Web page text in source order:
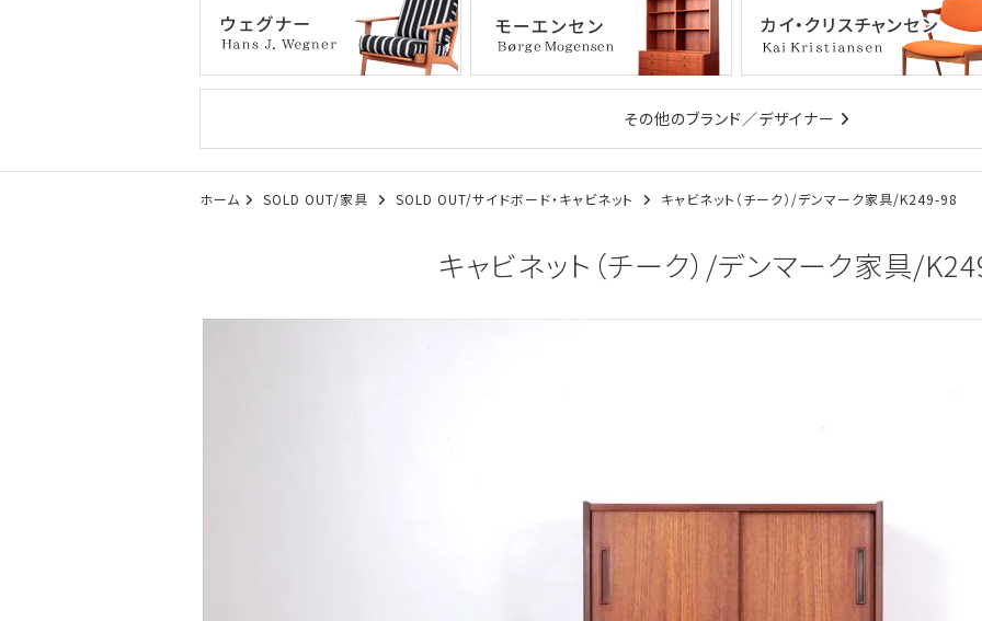
その他のブランド／デザイナー
ホーム SOLD OUT/家具 SOLD OUT/サイドボード・キャビネット キャビネット（チーク）/デンマーク家具/K249-98
キャビネット（チーク）/デンマーク家具/